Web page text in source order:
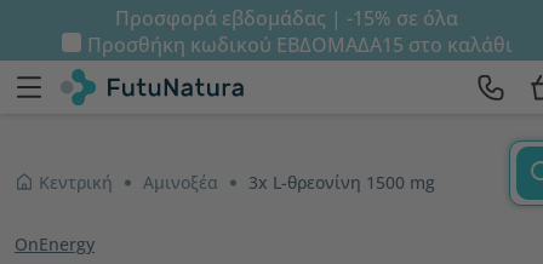
Προσφορά εβδομάδας | -15% σε όλα
Προσθήκη κωδικού ΕΒΔΟΜΑΔΑ15 στο καλάθι
Κεντρική Αμινοξέα 3x L-θρεονίνη 1500 mg
OnEnergy